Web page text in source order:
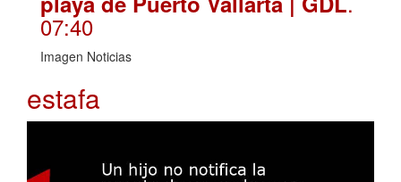
07:40
Imagen Noticias
estafa